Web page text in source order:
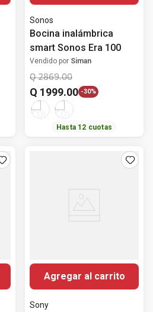
Sonos
Bocina inalámbrica
smart Sonos Era 100
Vendido por Siman
Q 2869.00
Q 1999.00 -30%
Hasta 12 cuotas
Agregar al carrito
Sony